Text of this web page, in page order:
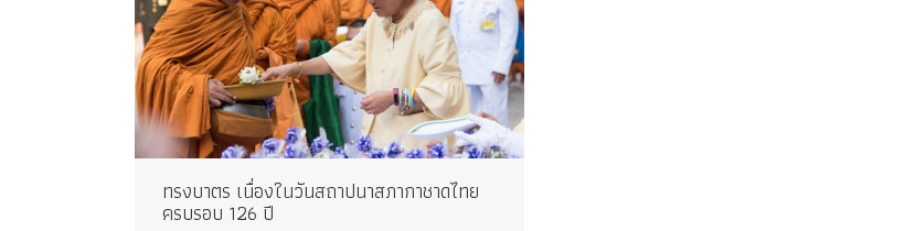
ทรงบาตร เนื่องในวันสถาปนาสภากาชาดไทย
ครบรอบ 126 ปี